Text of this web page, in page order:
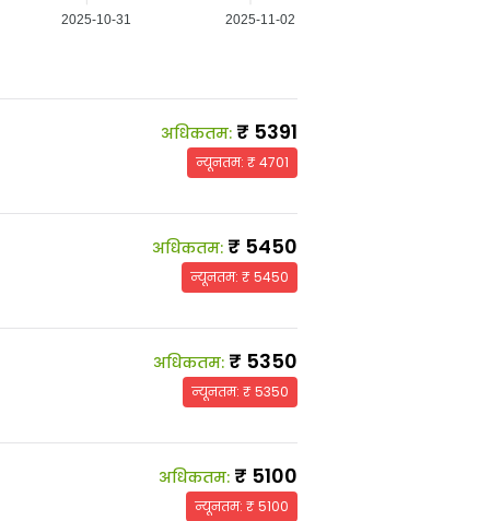
2025-10-31 2025-11-02
अधिकतम: ₹ 5391
न्यूनतम: ₹4701
अधिकतम: ₹ 5450
न्यूनतम: ₹5450
अधिकतम: ₹ 5350
न्यूनतम: ₹5350
अधिकतम: ₹ 5100
न्यूनतम: ₹5100